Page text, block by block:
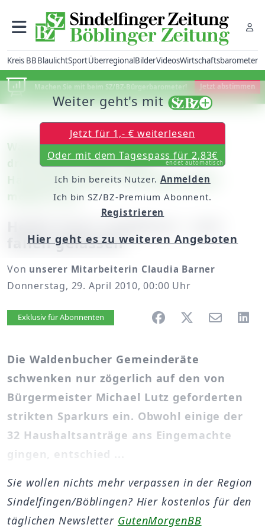
Kreis BBBlaulichtSportÜberregionalBilderVideosWirtschaftsbarometer
Machen Sie mit beim SZ/BZ-Bürgerbarometer! Jetzt abstimmen
Waldenbuch: Gemeinderat diskutiert
dreieinhalb Stunden über
Haushaltsanträge / Kürzungen fallen
moderat aus
fallen gelassen
Von unserer Mitarbeiterin Claudia Barner
Donnerstag, 29. April 2010, 00:00 Uhr
Artikel vorlesen
Exklusiv für Abonnenten
Die Waldenbucher Gemeinderäte
schwenken nur zögerlich auf den von
Bürgermeister Michael Lutz geforderten
strikten Sparkurs ein. Obwohl einige der
32 Haushaltsanträge ans Eingemachte
gingen, entschied ...
Weiter geht's mit
Jetzt für 1,- € weiterlesen
Oder mit dem Tagespass für 2,83€
endet automatisch
Ich bin bereits Nutzer. Anmelden
Ich bin SZ/BZ-Premium Abonnent.
Registrieren
Hier geht es zu weiteren Angeboten
Sie wollen nichts mehr verpassen in der Region
Sindelfingen/Böblingen? Hier kostenlos für den
täglichen Newsletter GutenMorgenBB